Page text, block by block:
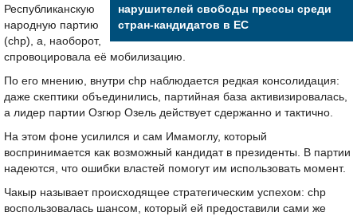
нарушителей свободы прессы среди
стран-кандидатов в ЕС
Республиканскую
народную партию
(chp), а, наоборот,
спровоцировала её мобилизацию.
По его мнению, внутри chp наблюдается редкая консолидация:
даже скептики объединились, партийная база активизировалась,
а лидер партии Озгюр Озель действует сдержанно и тактично.
На этом фоне усилился и сам Имамоглу, который
воспринимается как возможный кандидат в президенты. В партии
надеются, что ошибки властей помогут им использовать момент.
Чакыр называет происходящее стратегическим успехом: chp
воспользовалась шансом, который ей предоставили сами же